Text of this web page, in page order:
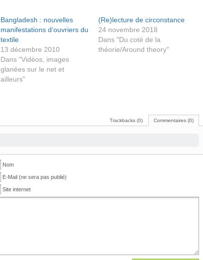
Bangladesh : nouvelles
manifestations d’ouvriers du
textile
13 décembre 2010
Dans "Vidéos, images
glanées sur le net et
ailleurs"
(Re)lecture de circonstance
24 novembre 2018
Dans "Du coté de la
théorie/Around theory"
Commentaires (0)
Trackbacks (0)
Nom
E-Mail (ne sera pas publié)
Site internet